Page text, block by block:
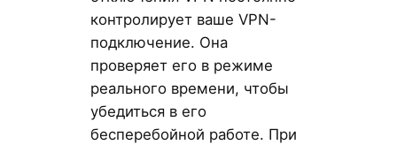
контролирует ваше VPN-
подключение. Она
проверяет его в режиме
реального времени, чтобы
убедиться в его
бесперебойной работе. При